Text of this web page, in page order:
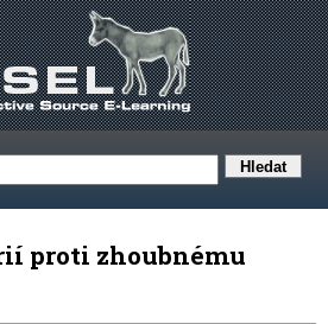
proti zhoubnému